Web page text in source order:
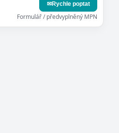
✉Rychle poptat
Formulář / předvyplněný MPN